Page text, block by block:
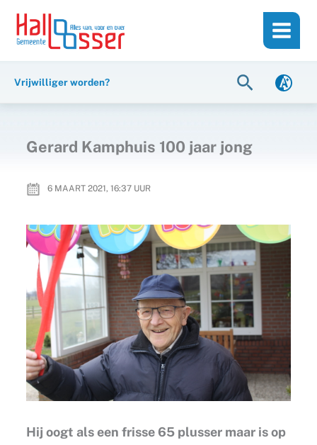
inhoud
naar
Vrijwilliger worden? Zoeken
Gerard Kamphuis 100 jaar jong
6 MAART 2021, 16:37UUR
Hij oogt als een frisse 65 plusser maar is op